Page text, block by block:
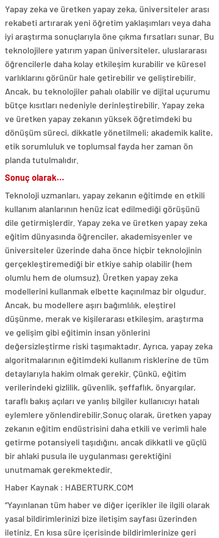
Yapay zeka ve üretken yapay zeka, üniversiteler arası
rekabeti artırarak yeni öğretim yaklaşımları veya daha
iyi araştırma sonuçlarıyla öne çıkma fırsatları sunar. Bu
teknolojilere yatırım yapan üniversiteler, uluslararası
öğrencilerle daha kolay etkileşim kurabilir ve küresel
varlıklarını görünür hale getirebilir ve geliştirebilir.
Ancak, bu teknolojiler pahalı olabilir ve dijital uçurumu
bütçe kısıtları nedeniyle derinleştirebilir. Yapay zeka
ve üretken yapay zekanın yüksek öğretimdeki bu
dönüşüm süreci, dikkatle yönetilmeli; akademik kalite,
etik sorumluluk ve toplumsal fayda her zaman ön
planda tutulmalıdır.
Sonuç olarak…
Teknoloji uzmanları, yapay zekanın eğitimde en etkili
kullanım alanlarının henüz icat edilmediği görüşünü
dile getirmişlerdir. Yapay zeka ve üretken yapay zeka
eğitim dünyasında öğrenciler, akademisyenler ve
üniversiteler üzerinde daha önce hiçbir teknolojinin
gerçekleştiremediği bir etkiye sahip olabilir (hem
olumlu hem de olumsuz). Üretken yapay zeka
modellerini kullanmak elbette kaçınılmaz bir olgudur.
Ancak, bu modellere aşırı bağımlılık, eleştirel
düşünme, merak ve kişilerarası etkileşim, araştırma
ve gelişim gibi eğitimin insan yönlerini
değersizleştirme riski taşımaktadır. Ayrıca, yapay zeka
algoritmalarının eğitimdeki kullanım risklerine de tüm
detaylarıyla hakim olmak gerekir. Çünkü, eğitim
verilerindeki gizlilik, güvenlik, şeffaflık, önyargılar,
taraflı bakış açıları ve yanlış bilgiler kullanıcıyı hatalı
eylemlere yönlendirebilir.Sonuç olarak, üretken yapay
zekanın eğitim endüstrisini daha etkili ve verimli hale
getirme potansiyeli taşıdığını, ancak dikkatli ve güçlü
bir ahlaki pusula ile uygulanması gerektiğini
unutmamak gerekmektedir.
Haber Kaynak : HABERTURK.COM
“Yayınlanan tüm haber ve diğer içerikler ile ilgili olarak
yasal bildirimlerinizi bize iletişim sayfası üzerinden
iletiniz. En kısa süre içerisinde bildirimlerinize geri